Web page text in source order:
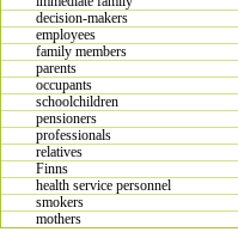
decision-makers
employees
family members
parents
occupants
schoolchildren
pensioners
professionals
relatives
Finns
health service personnel
smokers
mothers